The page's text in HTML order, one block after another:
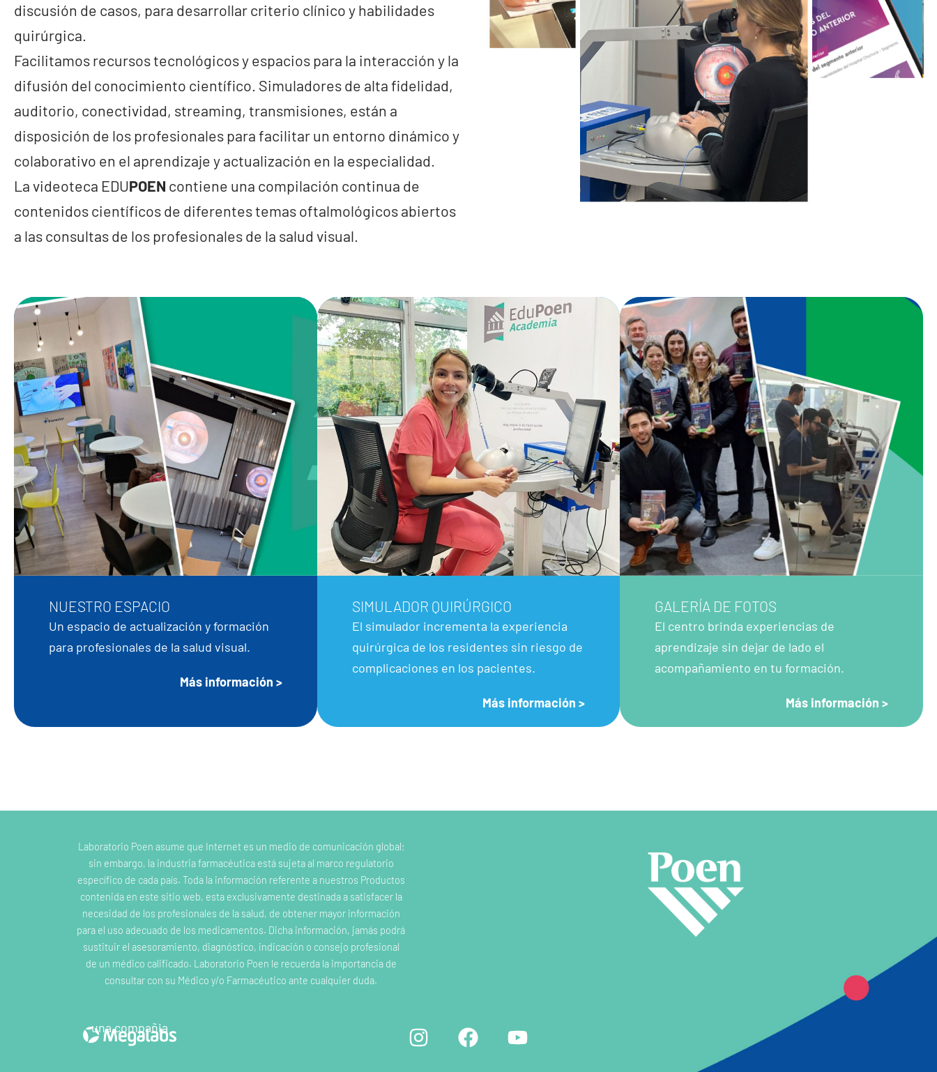
discusión de casos, para desarrollar criterio clínico y habilidades
quirúrgica.
Facilitamos recursos tecnológicos y espacios para la interacción y la
difusión del conocimiento científico. Simuladores de alta fidelidad,
auditorio, conectividad, streaming, transmisiones, están a
disposición de los profesionales para facilitar un entorno dinámico y
colaborativo en el aprendizaje y actualización en la especialidad.
La videoteca EDUPOEN contiene una compilación continua de
contenidos científicos de diferentes temas oftalmológicos abiertos
a las consultas de los profesionales de la salud visual.
NUESTRO ESPACIO
Un espacio de actualización y formación
para profesionales de la salud visual.
Más información >
SIMULADOR QUIRÚRGICO
El simulador incrementa la experiencia
quirúrgica de los residentes sin riesgo de
complicaciones en los pacientes.
Más información >
GALERÍA DE FOTOS
El centro brinda experiencias de
aprendizaje sin dejar de lado el
acompañamiento en tu formación.
Más información >
Laboratorio Poen asume que Internet es un medio de comunicación global;
sin embargo, la industria farmacéutica está sujeta al marco regulatorio
específico de cada país. Toda la información referente a nuestros Productos
contenida en este sitio web, esta exclusivamente destinada a satisfacer la
necesidad de los profesionales de la salud, de obtener mayor información
para el uso adecuado de los medicamentos. Dicha información, jamás podrá
sustituir el asesoramiento, diagnóstico, indicación o consejo profesional
de un médico calificado. Laboratorio Poen le recuerda la importancia de
consultar con su Médico y/o Farmacéutico ante cualquier duda.
una compañia